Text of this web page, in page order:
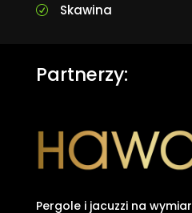
R Skawina
Partnerzy:
Pergole i jacuzzi na wymiar